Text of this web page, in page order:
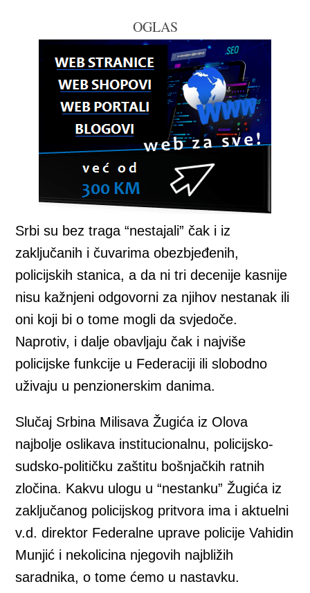
OGLAS
Srbi su bez traga “nestajali” čak i iz
zaključanih i čuvarima obezbjeđenih,
policijskih stanica, a da ni tri decenije kasnije
nisu kažnjeni odgovorni za njihov nestanak ili
oni koji bi o tome mogli da svjedoče.
Naprotiv, i dalje obavljaju čak i najviše
policijske funkcije u Federaciji ili slobodno
uživaju u penzionerskim danima.
Slučaj Srbina Milisava Žugića iz Olova
najbolje oslikava institucionalnu, policijsko-
sudsko-političku zaštitu bošnjačkih ratnih
zločina. Kakvu ulogu u “nestanku” Žugića iz
zaključanog policijskog pritvora ima i aktuelni
v.d. direktor Federalne uprave policije Vahidin
Munjić i nekolicina njegovih najbližih
saradnika, o tome ćemo u nastavku.